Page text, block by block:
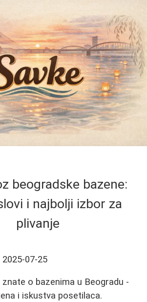
beogradske bazene:
i najbolji izbor za
plivanje
2025-07-25
o bazenima u Beogradu -
i iskustva posetilaca.